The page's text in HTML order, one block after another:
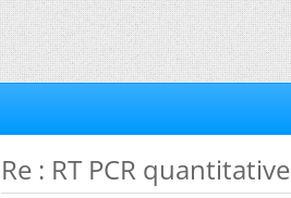
Re : RT PCR quantitative